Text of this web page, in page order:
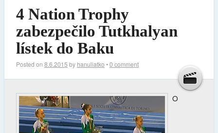
4 Nation Trophy
zabezpečilo Tutkhalyan
lístek do Baku
Posted on 8.6.2015 by hanuliatko •0 comment
O